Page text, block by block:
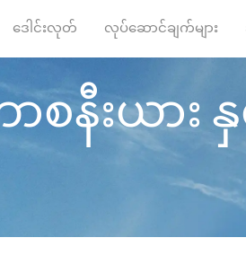
ဒေါင်းလုတ် လုပ်ဆောင်ချက်များ
ာစနီးယား